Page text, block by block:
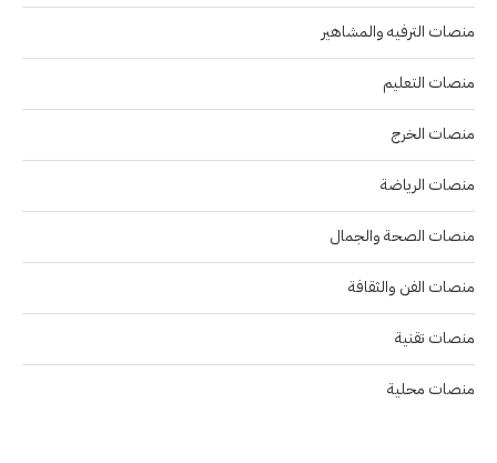
منصات الترفيه والمشاهير
منصات التعليم
منصات الخرج
منصات الرياضة
منصات الصحة والجمال
منصات الفن والثقافة
منصات تقنية
منصات محلية